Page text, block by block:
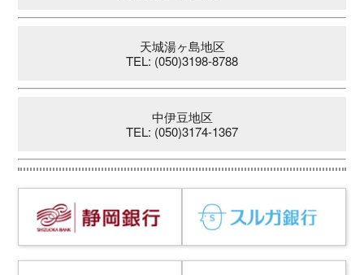
天城湯ヶ島地区
TEL: (050)3198-8788
中伊豆地区
TEL: (050)3174-1367